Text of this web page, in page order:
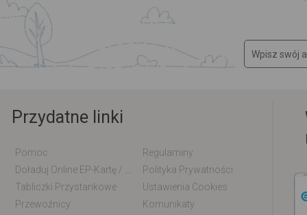
Przydatne linki
Pomoc
Regulaminy
Polityka Prywatności
Tabliczki Przystankowe
Ustawienia Cookies
Przewoźnicy
Komunikaty